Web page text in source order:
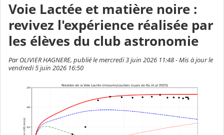
Voie Lactée et matière noire :
revivez l'expérience réalisée par
les élèves du club astronomie
Par OLIVIER HAGNERE, publié le mercredi 3 juin 2026 11:48 - Mis à jour le
vendredi 5 juin 2026 16:50